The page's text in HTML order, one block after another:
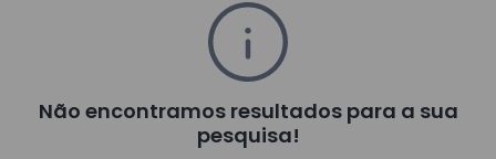
Não encontramos resultados para a sua
pesquisa!